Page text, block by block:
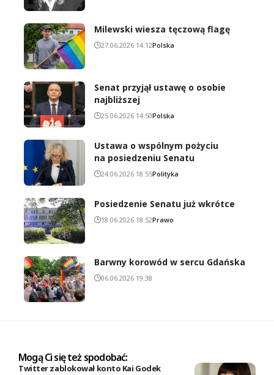
Milewski wiesza tęczową flagę
27.06.2026 14:12Polska
Senat przyjął ustawę o osobie
najbliższej
25.06.2026 14:50Polska
Ustawa o wspólnym pożyciu
na posiedzeniu Senatu
24.06.2026 18:55Polityka
Posiedzenie Senatu już wkrótce
18.06.2026 18:52Prawo
Barwny korowód w sercu Gdańska
06.06.2026 19:38
Mogą Ci się też spodobać:
Twitter zablokował konto Kai Godek